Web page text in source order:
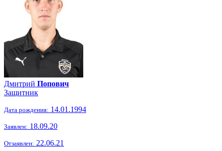
Дмитрий Попович
Защитник
Дата рождения: 14.01.1994
Заявлен: 18.09.20
Отзаявлен: 22.06.21